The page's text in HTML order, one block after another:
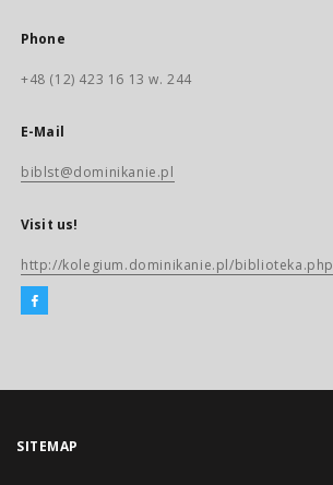
Phone
+48 (12) 423 16 13 w. 244
E-Mail
biblst@dominikanie.pl
Visit us!
http://kolegium.dominikanie.pl/biblioteka.php
SITEMAP